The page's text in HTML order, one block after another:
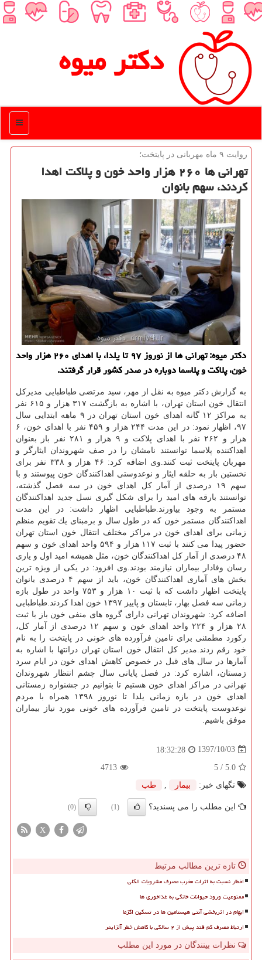
دكتر میوه
منو
روایت ۹ ماه مهربانی در پایتخت؛
تهرانی ها ۲۶۰ هزار واحد خون و پلاكت اهدا
كردند، سهم بانوان
دكتر میوه: تهرانی ها از نوروز ۹۷ تا یلدا، با اهدای ۲۶۰ هزار واحد
خون، پلاكت و پلاسما دوباره در صدر كشور قرار گرفتند.
به گزارش دكتر میوه به نقل از مهر، سید مرتضی طباطبایی مدیركل
انتقال خون استان تهران، با اشاره به بازگشت ۳۱۷ هزار و ۶۱۵ نفر
به مراكز ۱۲ گانه اهدای خون استان تهران در ۹ ماهه ابتدایی سال
۹۷، اظهار نمود: در این مدت ۲۴۴ هزار و ۴۵۹ نفر با اهدای خون، ۶
هزار و ۲۶۲ نفر با اهدای پلاكت و ۹ هزار و ۲۸۱ نفر باز بعنوان
اهداكننده پلاسما توانستند نامشان را در صف شهروندان ایثارگر و
مهربان پایتخت ثبت كنند.وی اضافه كرد: ۴۶ هزار و ۳۳۸ نفر برای
نخستین بار به حلقه ایثار و نوعدوستی اهداكنندگان خون پیوستند و با
سهم ۱۹ درصدی از آمار كل اهدای خون در سه فصل گذشته،
توانستند بارقه های امید را برای شكل گیری نسل جدید اهداكنندگان
مستمر به وجود بیاورند.طباطبایی اظهار داشت: در این مدت
اهداكنندگان مستمر خون كه در طول سال و برمبنای یك تقویم منظم
زمانی برای اهدای خون در مراكز مختلف انتقال خون استان تهران
حضور پیدا می كنند با ثبت ۱۱۷ هزار و ۵۹۴ واحد اهدای خون و سهم
۴۸ درصدی از آمار كل اهداكنندگان خون، مثل همیشه امید اول و یاری
رسان وفادار بیماران نیازمند بودند.وی افزود: در یكی از ویژه ترین
بخش های آماری اهداكنندگان خون، باید از سهم ۴ درصدی بانوان
پایتخت اظهار داشت كه با ثبت ۱۰ هزار و ۷۵۳ واحد در طول بازه
زمانی سه فصل بهار، تابستان و پاییز ۱۳۹۷ خون اهدا كردند.طباطبایی
اضافه كرد: شهروندان تهرانی دارای گروه های منفی خون باز با ثبت
۲۸ هزار و ۲۲۴ واحد اهدای خون و سهم ۱۲ درصدی از آمار كل،
ركورد مطمئنی برای تامین فرآورده های خونی در پایتخت را به نام
خود رقم زدند.مدیر كل انتقال خون استان تهران درانتها با اشاره به
آمارها در سال های قبل در خصوص كاهش اهدای خون در ایام سرد
زمستان، اشاره كرد: در فصل پایانی سال چشم انتظار شهروندان
تهرانی در مراكز اهدای خون هستیم تا بتوانیم در جشنواره زمستانی
اهدای خون در بازه زمانی یلدا تا نوروز ۱۳۹۸ همراه با مردم
نوعدوست پایتخت در تامین فرآورده های خونی مورد نیاز بیماران
موفق باشیم.
1397/10/03
18:32:28
5.0
/ 5
4713
تگهای خبر:
بیمار , طب
این مطلب را می پسندید؟ (1)
(0)
X
تازه ترین مطالب مرتبط
اخطار نسبت به اثرات مخرب مصرف مشروبات الکلی
ممنوعیت ورود حیوانات خانگی به غذاخوری ها
ابهام در اثربخشی آنتی هیستامین ها در تسکین اگزما
ارتباط مصرف کم قند پیش از ۲ سالگی با کاهش خطر آلزایمر
نظرات بینندگان در مورد این مطلب